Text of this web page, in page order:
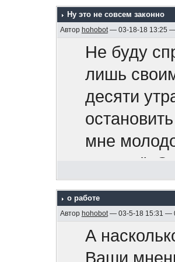
Мартин
https://
577554/
Мужчины
Die
Мужчины
год
что
вы можете
я могу
у нас
наша
да
но только
победили
Вам не
книг и
Вас не
Ну это не совсем законно
Автор hohobot— 03-18-18 13:25 —
Не буду
лишь
десяти
мне
курсом".
тем же
хватило.
о работе
Автор hohobot— 03-5-18 15:31 —
А
Ваши